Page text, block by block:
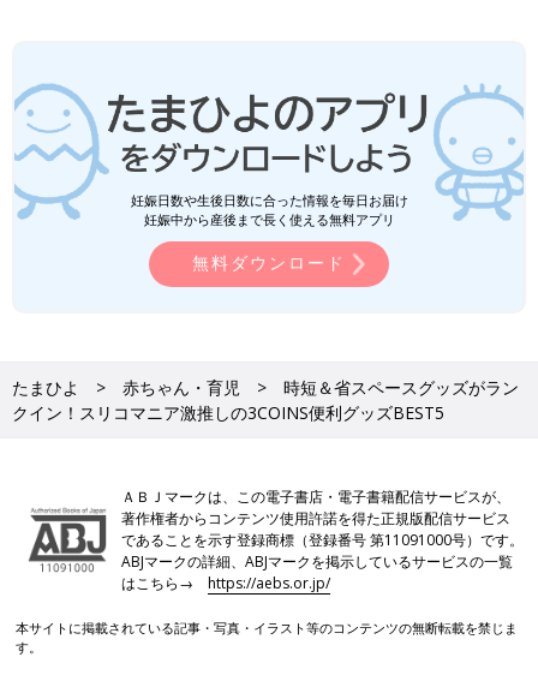
妊娠日数や生後日数に合った情報を毎日お届け
妊娠中から産後まで長く使える無料アプリ
無料ダウンロード
たまひよ 赤ちゃん・育児
時短＆省スペースグッズがラン
クイン！スリコマニア激推しの3COINS便利グッズBEST5
ＡＢＪマークは、この電子書店・電子書籍配信サービスが、
著作権者からコンテンツ使用許諾を得た正規版配信サービス
であることを示す登録商標（登録番号 第11091000号）です。
ABJマークの詳細、ABJマークを掲示しているサービスの一覧
はこちら→https://aebs.or.jp/
本サイトに掲載されている記事・写真・イラスト等のコンテンツの無断転載を禁じま
す。